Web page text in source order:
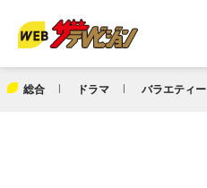
総合 ドラマ バラエティー